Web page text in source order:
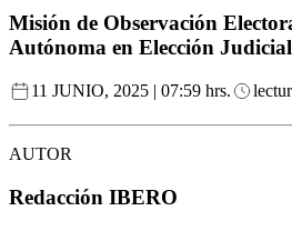
Misión de Observación
Autónoma en Elección Judicial
11 JUNIO, 2025 | 07:59 hrs.
AUTOR
Redacción IBERO